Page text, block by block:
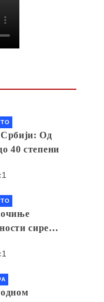
Од
40 степени
сирена